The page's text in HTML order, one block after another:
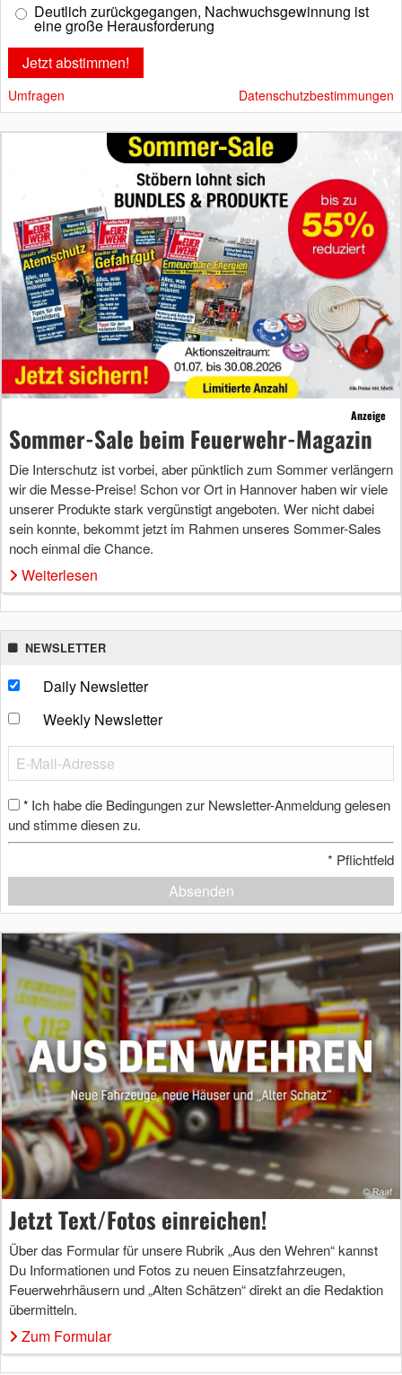
Deutlich zurückgegangen, Nachwuchsgewinnung ist
eine große Herausforderung
Umfragen Datenschutzbestimmungen
Anzeige
Sommer-Sale beim Feuerwehr-Magazin
Die Interschutz ist vorbei, aber pünktlich zum Sommer verlängern
wir die Messe-Preise! Schon vor Ort in Hannover haben wir viele
unserer Produkte stark vergünstigt angeboten. Wer nicht dabei
sein konnte, bekommt jetzt im Rahmen unseres Sommer-Sales
noch einmal die Chance.
Weiterlesen
NEWSLETTER
Daily Newsletter
Weekly Newsletter
* Ich habe die Bedingungen zur Newsletter-Anmeldung gelesen
und stimme diesen zu.
* Pflichtfeld
Absenden
Jetzt Text/Fotos einreichen!
Über das Formular für unsere Rubrik „Aus den Wehren“ kannst
Du Informationen und Fotos zu neuen Einsatzfahrzeugen,
Feuerwehrhäusern und „Alten Schätzen“ direkt an die Redaktion
übermitteln.
Zum Formular